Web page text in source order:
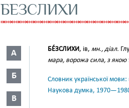
БЕЗСЛИХИ
А
Б
В
БЕ́ЗСЛИХИ, ів, мн., діал.
мара, ворожа сила, з якою
Словник української
Наукова думка,